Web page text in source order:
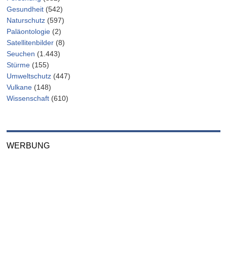
Gesundheit (542)
Naturschutz (597)
Paläontologie (2)
Satellitenbilder (8)
Seuchen (1.443)
Stürme (155)
Umweltschutz (447)
Vulkane (148)
Wissenschaft (610)
WERBUNG